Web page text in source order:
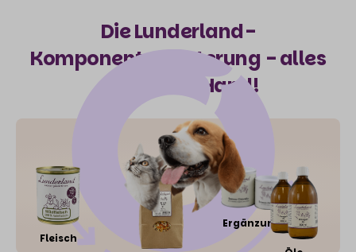
Die Lunderland-
Komponentenfütterung - alles
aus deiner Hand!
Fleisch
Ergänzung